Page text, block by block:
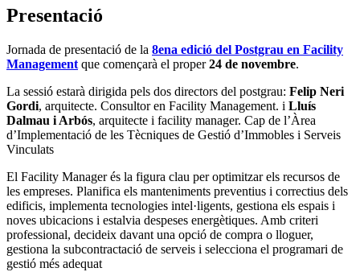
Presentació
Jornada de presentació de la 8ena edició del Postgrau en Facility
Management que començarà el proper24 de novembre.
La sessió estarà dirigida pels dos directors del postgrau: Felip Neri
Gordi, arquitecte. Consultor en Facility Management. i Lluís
Dalmau i Arbós, arquitecte i facility manager. Cap de l’Àrea
d’Implementació de les Tècniques de Gestió d’Immobles i Serveis
Vinculats
El Facility Manager és la figura clau per optimitzar els recursos de
les empreses. Planifica els manteniments preventius i correctius dels
edificis, implementa tecnologies intel·ligents, gestiona els espais i
noves ubicacions i estalvia despeses energètiques. Amb criteri
professional, decideix davant una opció de compra o lloguer,
gestiona la subcontractació de serveis i selecciona el programari de
gestió més adequat